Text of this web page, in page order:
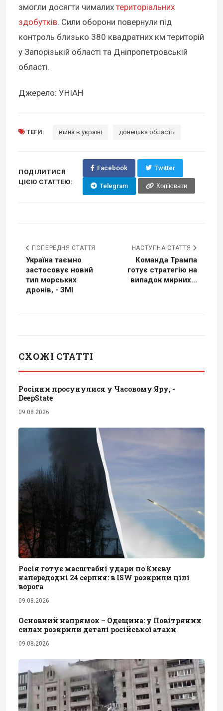
змогли досягти чималих територіальних
здобутків. Сили оборони повернули під
контроль близько 380 квадратних км територій
у Запорізькій області та Дніпропетровській
області.
Джерело: УНІАН
ТЕГИ: війна в україні донецька область
ПОДІЛИТИСЯ
ЦІЄЮ СТАТТЕЮ:
Facebook Twitter
Telegram Копіювати
ПОПЕРЕДНЯ СТАТТЯ
Україна таємно
застосовує новий
тип морських
дронів, - ЗМІ
НАСТУПНА СТАТТЯ
Команда Трампа
готує стратегію на
випадок мирних...
СХОЖІ СТАТТІ
Росіяни просунулися у Часовому Яру, -
DeepState
09.08.2026
Росія готує масштабні удари по Києву
напередодні 24 серпня: в ISW розкрили цілі
ворога
09.08.2026
Основний напрямок – Одещина: у Повітряних
силах розкрили деталі російської атаки
09.08.2026